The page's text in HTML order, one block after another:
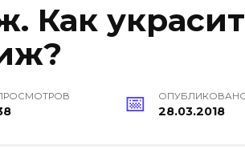
Как
28.03.2018